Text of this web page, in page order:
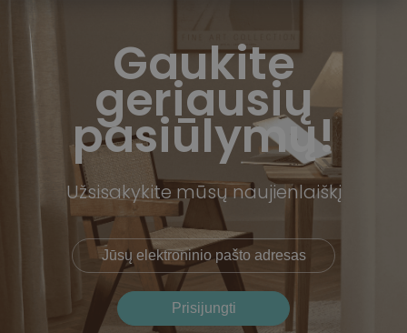
Gaukite
geriausių
pasiūlymų!
Užsisakykite mūsų naujienlaiškį